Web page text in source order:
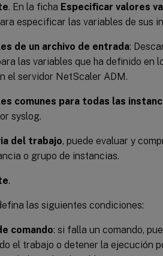
. En la ficha Especificar valores
especificar las variables de sus
de un archivo de entrada:
las variables que ha definido en
el servidor NetScaler ADM.
comunes para todas las
syslog.
del trabajo, puede evaluar y
o grupo de instancias.
.
las siguientes condiciones:
comando: si falla un comando,
el trabajo o detener la ejecución